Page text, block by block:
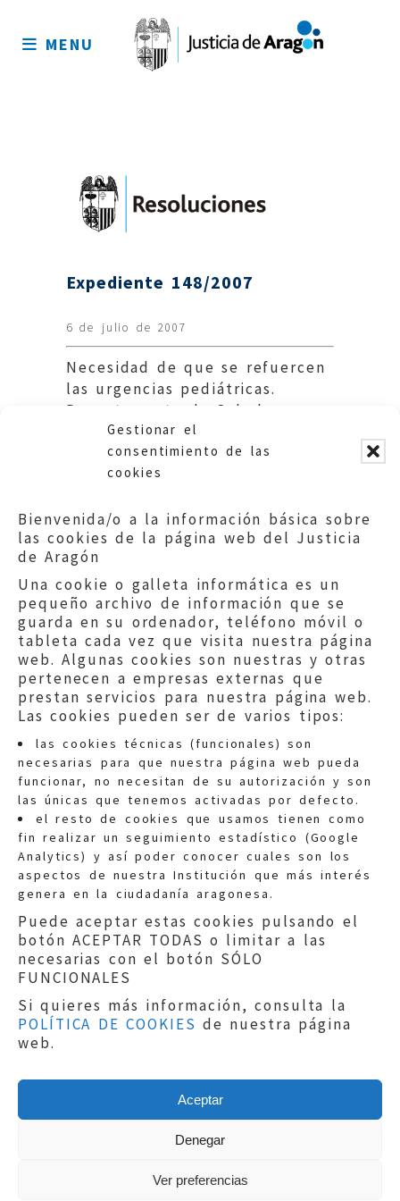
Gestionar el
consentimiento de las
cookies
Bienvenida/o a la información básica sobre
las cookies de la página web del Justicia
de Aragón
Una cookie o galleta informática es un
pequeño archivo de información que se
guarda en su ordenador, teléfono móvil o
tableta cada vez que visita nuestra página
web. Algunas cookies son nuestras y otras
pertenecen a empresas externas que
prestan servicios para nuestra página web.
Las cookies pueden ser de varios tipos:
las cookies técnicas (funcionales) son
necesarias para que nuestra página web pueda
funcionar, no necesitan de su autorización y son
las únicas que tenemos activadas por defecto.
el resto de cookies que usamos tienen como
fin realizar un seguimiento estadístico (Google
Analytics) y así poder conocer cuales son los
aspectos de nuestra Institución que más interés
genera en la ciudadanía aragonesa.
Puede aceptar estas cookies pulsando el
botón ACEPTAR TODAS o limitar a las
necesarias con el botón SÓLO
FUNCIONALES
Si quieres más información, consulta la
POLÍTICA DE COOKIES de nuestra página
web.
Aceptar
Denegar
Ver preferencias
sitio
MENU
Expediente 148/2007
6 de julio de 2007
Necesidad de que se refuercen
las urgencias pediátricas.
Departamento de Salud y
Consumo. DGA.
Quejas:quejas@eljusticiadearagon.es
Información general:
informacion@eljusticiadearagon.es
Teléfonos:900 210 210/
Aviso legal|Política de privacidad|
Protección de Datos
Política de cookies
Copyright © 2019El Justicia de Aragón|
Sephor Consulting